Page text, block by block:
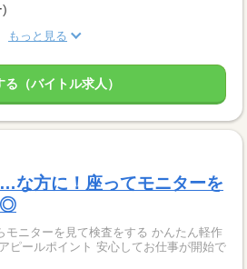
)
もっと見る
る（バイトル求人）
な方に！座ってモニターを
◎
モニターを見て検査をする かんたん軽作
ピールポイント 安心してお仕事が開始で